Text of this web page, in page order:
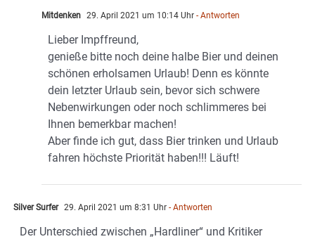
Mitdenken 29. April 2021 um 10:14 Uhr - Antworten
Lieber Impffreund,
genieße bitte noch deine halbe Bier und deinen
schönen erholsamen Urlaub! Denn es könnte
dein letzter Urlaub sein, bevor sich schwere
Nebenwirkungen oder noch schlimmeres bei
Ihnen bemerkbar machen!
Aber finde ich gut, dass Bier trinken und Urlaub
fahren höchste Priorität haben!!! Läuft!
Silver Surfer 29. April 2021 um 8:31 Uhr - Antworten
Der Unterschied zwischen „Hardliner“ und Kritiker